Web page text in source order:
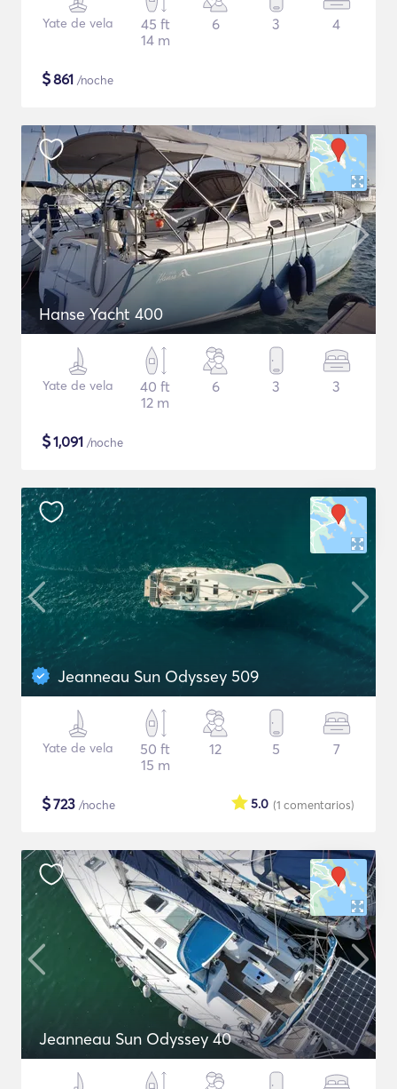
Yate de vela
45 ft
14 m
6 3 4
$861 /noche
Hanse Yacht 400
Yate de vela
40 ft
12 m
6 3 3
$1,091 /noche
Jeanneau Sun Odyssey 509
Yate de vela
50 ft
15 m
12 5 7
$723 /noche (1 comentarios)
5.0
Jeanneau Sun Odyssey 40